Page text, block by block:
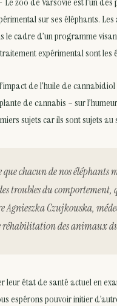
sur ses éléphants.
le cadre d’un programme
expérimental sont les
de l’huile de
de cannabis – sur
sujets car ils sont sujets
que chacun de nos
troubles du
Agnieszka Czujkowska,
des animaux du
leur état de santé actuel en
espérons pouvoir initier